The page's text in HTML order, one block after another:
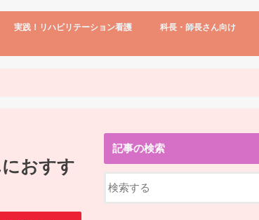
看護
実践！リハビリテーション看護 科長・師長さん向け
おすす
記事の検索